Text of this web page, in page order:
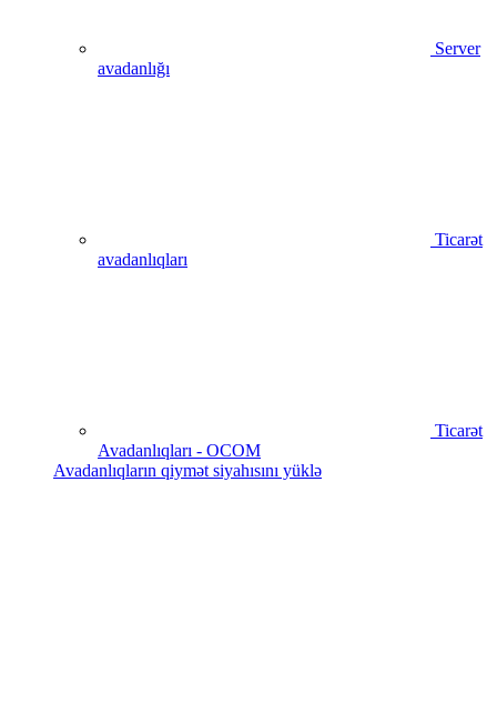
Server
avadanlığı
Ticarət
avadanlıqları
Ticarət
Avadanlıqları - OCOM
Avadanlıqların qiymət siyahısını yüklə